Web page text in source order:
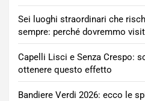
Sei luoghi straordinari che
sempre: perché dovremmo
Capelli Lisci e Senza Crespo:
ottenere questo effetto
Bandiere Verdi 2026: ecco le